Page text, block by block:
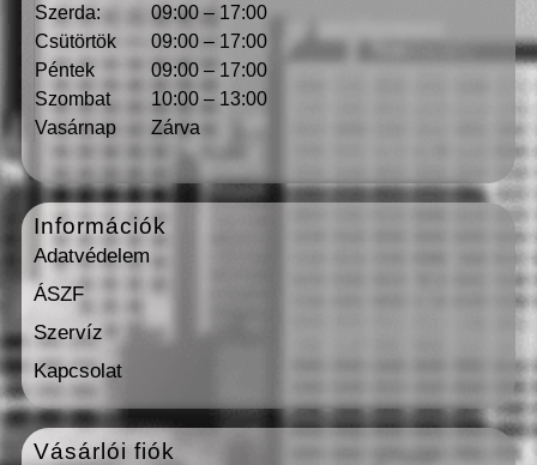
Szerda:
09:00 – 17:00
Csütörtök
09:00 – 17:00
Péntek
09:00 – 17:00
Szombat
10:00 – 13:00
Vasárnap
Zárva
Információk
Adatvédelem
ÁSZF
Szervíz
Kapcsolat
Vásárlói fiók